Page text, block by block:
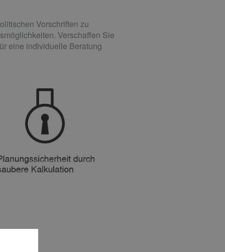
Vorschriften zu
Verschaffen Sie
eine individuelle Beratung